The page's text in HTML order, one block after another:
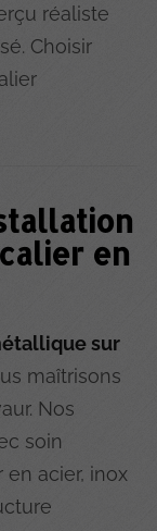
réaliste
Choisir
en
sur
maîtrisons
Nos
soin
acier, inox